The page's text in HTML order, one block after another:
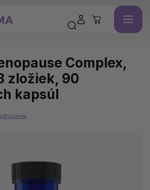
Complex,
zložiek, 90
kapsúl